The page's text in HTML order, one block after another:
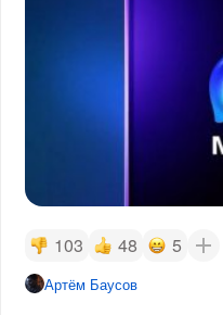
103 48 5
Артём Баусов